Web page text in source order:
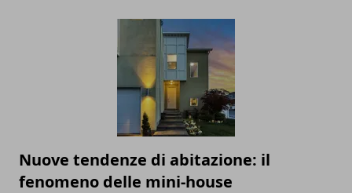
Nuove tendenze di abitazione: il
fenomeno delle mini-house